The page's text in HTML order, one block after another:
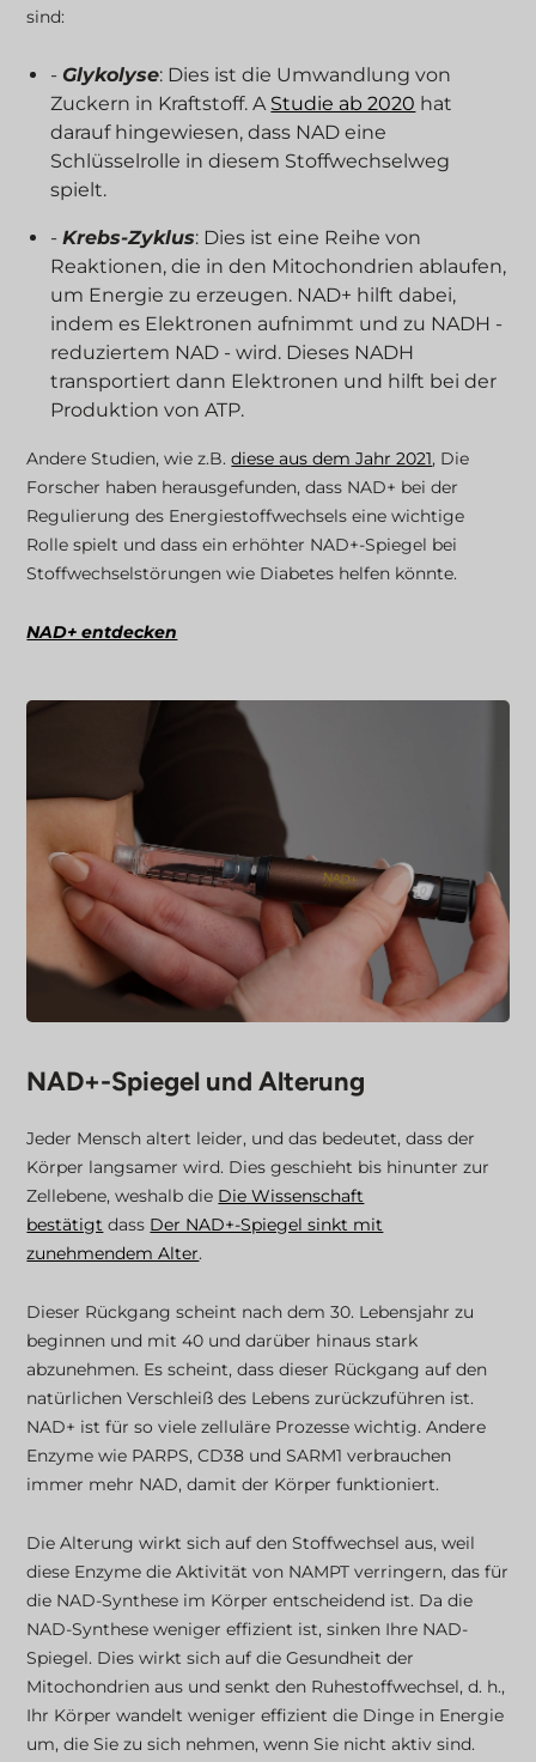
sind:
-Glykolyse: Dies ist die Umwandlung von
Zuckern in Kraftstoff. A Studie ab 2020 hat
darauf hingewiesen, dass NAD eine
Schlüsselrolle in diesem Stoffwechselweg
spielt.
-Krebs-Zyklus: Dies ist eine Reihe von
Reaktionen, die in den Mitochondrien ablaufen,
um Energie zu erzeugen. NAD+ hilft dabei,
indem es Elektronen aufnimmt und zu NADH -
reduziertem NAD - wird. Dieses NADH
transportiert dann Elektronen und hilft bei der
Produktion von ATP.
Andere Studien, wie z.B.diese aus dem Jahr 2021, Die
Forscher haben herausgefunden, dass NAD+ bei der
Regulierung des Energiestoffwechsels eine wichtige
Rolle spielt und dass ein erhöhter NAD+-Spiegel bei
Stoffwechselstörungen wie Diabetes helfen könnte.
NAD+ entdecken
NAD+-Spiegel und Alterung
Jeder Mensch altert leider, und das bedeutet, dass der
Körper langsamer wird. Dies geschieht bis hinunter zur
Zellebene, weshalb die Die Wissenschaft
bestätigt dass Der NAD+-Spiegel sinkt mit
zunehmendem Alter.
Dieser Rückgang scheint nach dem 30. Lebensjahr zu
beginnen und mit 40 und darüber hinaus stark
abzunehmen. Es scheint, dass dieser Rückgang auf den
natürlichen Verschleiß des Lebens zurückzuführen ist.
NAD+ ist für so viele zelluläre Prozesse wichtig. Andere
Enzyme wie PARPS, CD38 und SARM1 verbrauchen
immer mehr NAD, damit der Körper funktioniert.
Die Alterung wirkt sich auf den Stoffwechsel aus, weil
diese Enzyme die Aktivität von NAMPT verringern, das für
die NAD-Synthese im Körper entscheidend ist. Da die
NAD-Synthese weniger effizient ist, sinken Ihre NAD-
Spiegel. Dies wirkt sich auf die Gesundheit der
Mitochondrien aus und senkt den Ruhestoffwechsel, d. h.,
Ihr Körper wandelt weniger effizient die Dinge in Energie
um, die Sie zu sich nehmen, wenn Sie nicht aktiv sind.